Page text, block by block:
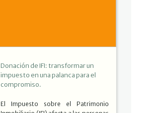
Donación de IFI: transformar un
impuesto en una palanca para el
compromiso.
El Impuesto sobre el Patrimonio